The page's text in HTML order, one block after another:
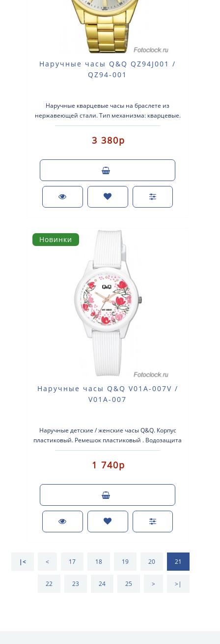
Наручные часы Q&Q QZ94J001 /
QZ94-001
Наручные кварцевые часы на браслете из
нержавеющей стали. Тип механизма: кварцевые.
Корпус: латунь с желтым покрыти..
3 380р
Новинки
Наручные часы Q&Q V01A-007V /
V01A-007
Наручные детские / женские часы Q&Q. Корпус
пластиковый. Ремешок пластиковый . Водозащита
- 10 Bar. С..
1 740р
|< < 17 18 19 20 21
22 23 24 25 > >|